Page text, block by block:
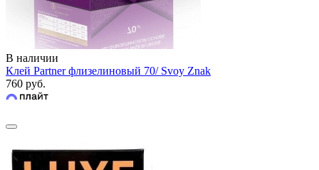
В наличии
Клей Partner флизелиновый 70/ Svoy Znak
760 руб.